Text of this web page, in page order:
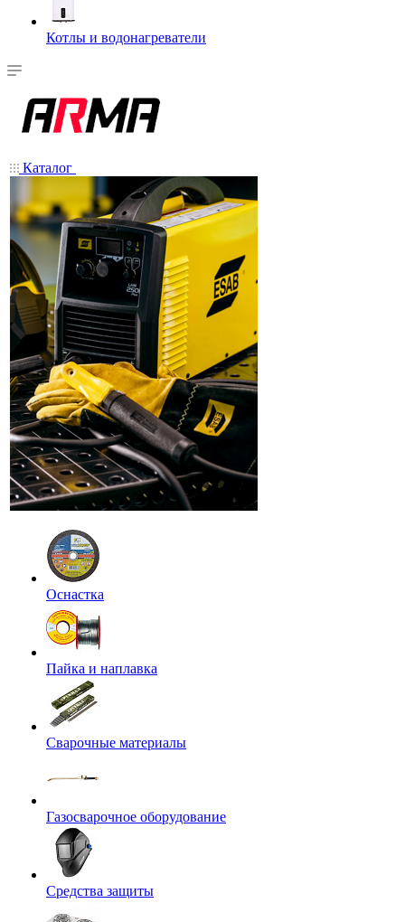
Котлы и водонагреватели
Каталог
Оснастка
Пайка и наплавка
Сварочные материалы
Газосварочное оборудование
Средства защиты